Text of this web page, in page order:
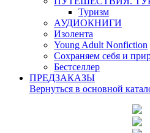
Туризм
АУДИОКНИГИ
Изолента
Young Adult Nonfiction
Сохраняем себя и
Бестселлер
ПРЕДЗАКАЗЫ
Вернуться в основной